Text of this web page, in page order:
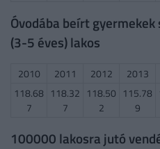
Óvodába beírt
(3-5 éves) lakos
2010 2011 2012 2013
118.68
7
118.32
7
118.50
2
115.78
9
100000 lakosra jutó